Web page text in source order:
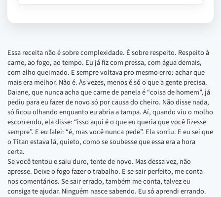
Essa receita não é sobre complexidade. É sobre respeito. Respeito à
carne, ao fogo, ao tempo. Eu já fiz com pressa, com água demais,
com alho queimado. E sempre voltava pro mesmo erro: achar que
mais era melhor. Não é. Às vezes, menos é só o que a gente precisa.
Daiane, que nunca acha que carne de panela é “coisa de homem”, já
pediu para eu fazer de novo só por causa do cheiro. Não disse nada,
só ficou olhando enquanto eu abria a tampa. Aí, quando viu o molho
escorrendo, ela disse: “isso aqui é o que eu queria que você fizesse
sempre”. E eu falei: “é, mas você nunca pede”. Ela sorriu. E eu sei que
o Titan estava lá, quieto, como se soubesse que essa era a hora
certa.
Se você tentou e saiu duro, tente de novo. Mas dessa vez, não
apresse. Deixe o fogo fazer o trabalho. E se sair perfeito, me conta
nos comentários. Se sair errado, também me conta, talvez eu
consiga te ajudar. Ninguém nasce sabendo. Eu só aprendi errando.